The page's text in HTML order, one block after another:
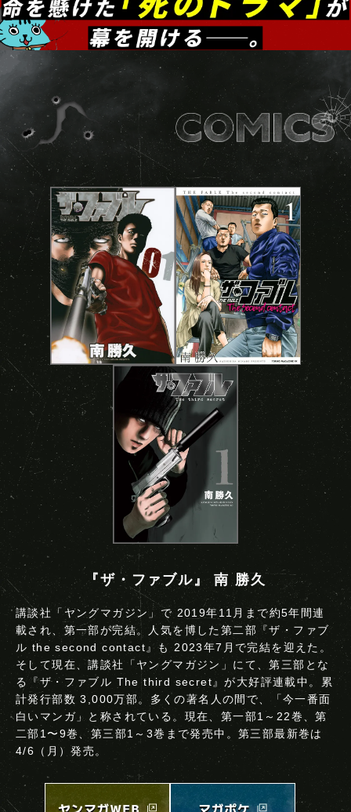
『ザ・ファブル』 南 勝久
講談社「ヤングマガジン」で 2019年11月まで約5年間連
載され、第一部が完結。人気を博した第二部『ザ・ファブ
ル the second contact』も 2023年7月で完結を迎えた。
そして現在、講談社「ヤングマガジン」にて、第三部とな
る『ザ・ファブル The third secret』が大好評連載中。累
計発行部数 3,000万部。多くの著名人の間で、「今一番面
白いマンガ」と称されている。現在、第一部1～22巻、第
二部1〜9巻、第三部1～3巻まで発売中。第三部最新巻は
4/6（月）発売。